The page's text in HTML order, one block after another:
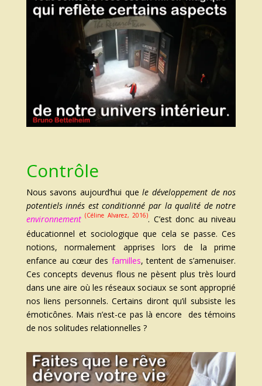
Contrôle
Nous savons aujourd’hui quele développement de nos
potentiels innés est conditionné par la qualité de notre
environnement (Céline Alvarez, 2016). C’est donc au niveau
éducationnel et sociologique que cela se passe. Ces
notions, normalement apprises lors de la prime
enfance au cœur des familles, tentent de s’amenuiser.
Ces concepts devenus flous ne pèsent plus très lourd
dans une aire où les réseaux sociaux se sont approprié
nos liens personnels. Certains diront qu’il subsiste les
émoticônes. Mais n’est-ce pas là encore des témoins
de nos solitudes relationnelles ?